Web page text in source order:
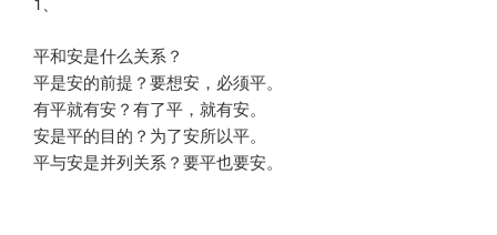
平和安是什么关系？
平是安的前提？要想安，必须平。
有平就有安？有了平，就有安。
安是平的目的？为了安所以平。
平与安是并列关系？要平也要安。